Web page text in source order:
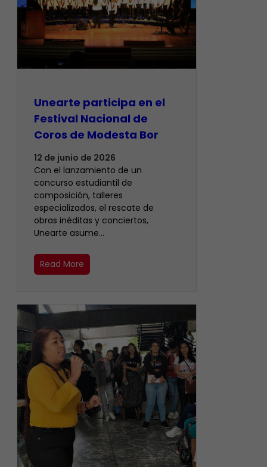
Unearte participa en el
Festival Nacional de
Coros de Modesta Bor
12 de junio de 2026
​Con el lanzamiento de un
concurso estudiantil de
composición, talleres
especializados, el rescate de
obras inéditas y conciertos,
Unearte asume…
Read More